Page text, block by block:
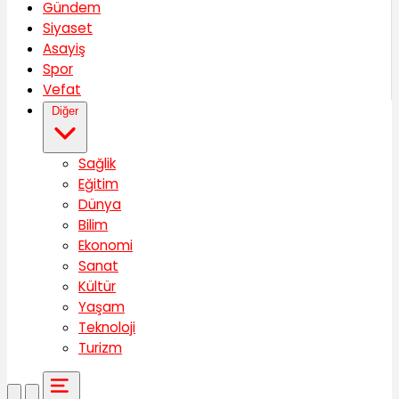
Gündem
Siyaset
Asayiş
Spor
Vefat
Diğer
Sağlik
Eğitim
Dünya
Bilim
Ekonomi
Sanat
Kültür
Yaşam
Teknoloji
Turizm